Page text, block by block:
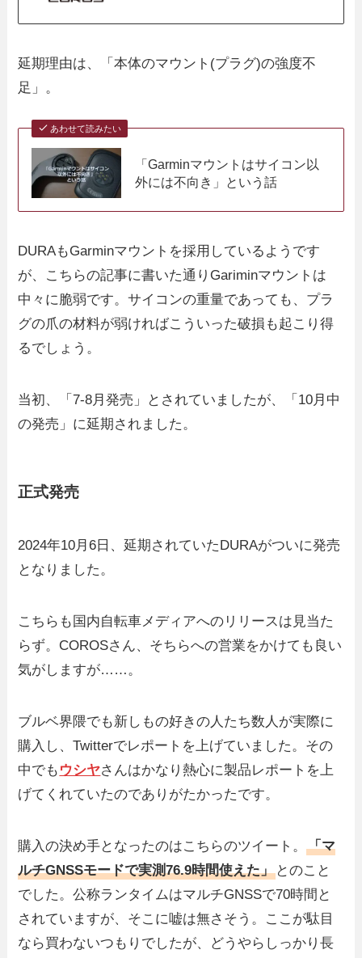
延期理由は、「本体のマウント(プラグ)の強度不
足」。
あわせて読みたい
「Garminマウントはサイコン以
外には不向き」という話
DURAもGarminマウントを採用しているようです
が、こちらの記事に書いた通りGariminマウントは
中々に脆弱です。サイコンの重量であっても、プラ
グの爪の材料が弱ければこういった破損も起こり得
るでしょう。
当初、「7-8月発売」とされていましたが、「10月中
の発売」に延期されました。
正式発売
2024年10月6日、延期されていたDURAがついに発売
となりました。
こちらも国内自転車メディアへのリリースは見当た
らず。COROSさん、そちらへの営業をかけても良い
気がしますが……。
ブルベ界隈でも新しもの好きの人たち数人が実際に
購入し、Twitterでレポートを上げていました。その
中でも ウシヤさんはかなり熱心に製品レポートを上
げてくれていたのでありがたかったです。
購入の決め手となったのはこちらのツイート。「マ
ルチGNSSモードで実測76.9時間使えた」 とのこと
でした。公称ランタイムはマルチGNSSで70時間と
されていますが、そこに嘘は無さそう。ここが駄目
なら買わないつもりでしたが、どうやらしっかり長